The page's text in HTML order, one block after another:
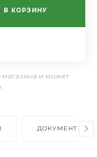
В КОРЗИНУ
магазина и может
ДОКУМЕНТЫ